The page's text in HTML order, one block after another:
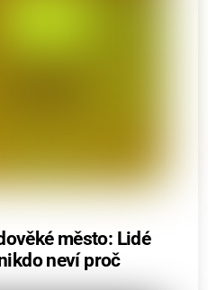
město: Lidé
neví proč